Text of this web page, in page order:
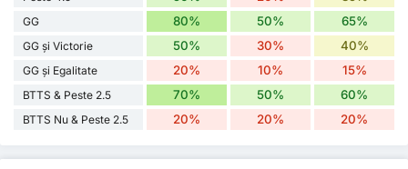
GG 80% 50% 65%
GG și Victorie 50% 30% 40%
GG și Egalitate 20% 10% 15%
BTTS & Peste 2.5 70% 50% 60%
BTTS Nu & Peste 2.5 20% 20% 20%